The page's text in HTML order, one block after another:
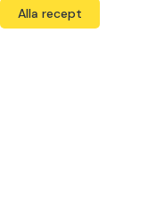
Alla recept